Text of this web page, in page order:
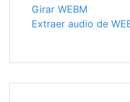
Girar WEBM
Extraer audio de